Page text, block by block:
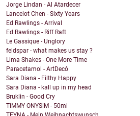
Jorge Lindan - Al Atardecer
Lancelot Chen - Sixty Years
Ed Rawlings - Arrival
Ed Rawlings - Riff Raft
Le Gassique - Unglory
feldspar - what makes us stay ?
Lima Shakes - One More Time
Paracetamol - ArtDecó
Sara Diana - Filthy Happy
Sara Diana - kall up in my head
Bruklin - Good Cry
TiMMY ONYSiM - 50ml